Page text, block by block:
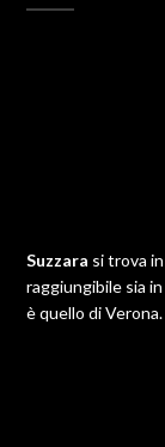
Suzzara si trova
raggiungibile sia
è quello di Verona.